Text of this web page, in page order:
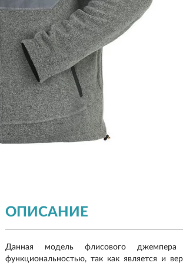
ОПИСАНИЕ
Данная модель флисового джемпера
функциональностью, так как является и